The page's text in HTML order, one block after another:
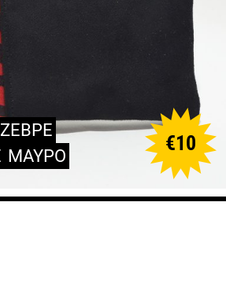
ΖΕΒΡΕ
ΜΑΥΡΟ
€10